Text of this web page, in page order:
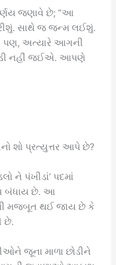
જણાવે છે; “આ
સાથે જ જન્મ લઈશું.
પણ, અત્યારે આગની
નહીં જઈએ. આપણે
શો પ્રત્યુત્તર આપે છે?
ને પંખીડાં’ પદમાં
બંધાય છે. આ
મજબૂત થઈ જાય છે કે
છે.
જૂના માળા છોડીને